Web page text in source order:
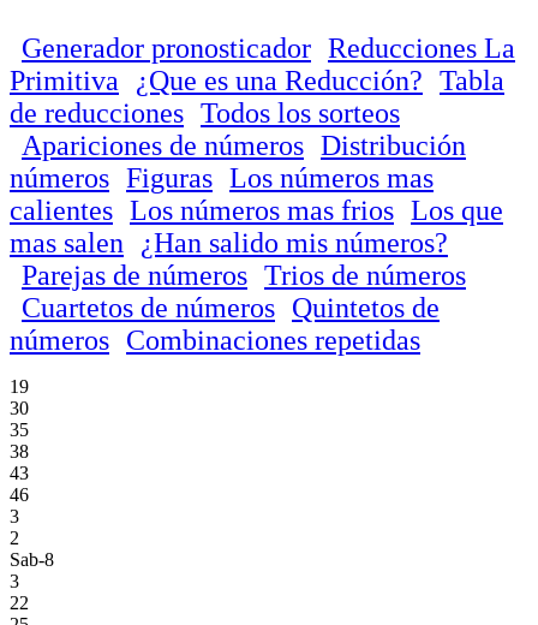
Generador pronosticador Reducciones La
Primitiva
¿Que es una Reducción? Tabla
de reducciones Todos los sorteos
Apariciones de números Distribución
números Figuras Los números mas
calientes Los números mas frios Los que
mas salen
¿Han salido mis números?
Parejas de números Trios de números
Cuartetos de números Quintetos de
números Combinaciones repetidas
19
30
35
38
43
46
3
2
Sab-8
3
22